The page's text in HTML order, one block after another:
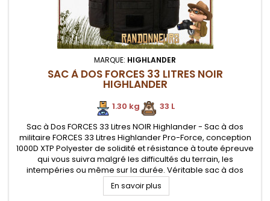
MARQUE: HIGHLANDER
SAC À DOS FORCES 33 LITRES NOIR
HIGHLANDER
1.30 kg
33 L
Sac à Dos FORCES 33 Litres NOIR Highlander - Sac à dos
militaire FORCES 33 Litres Highlander Pro-Force, conception
1000D XTP Polyester de solidité et résistance à toute épreuve
qui vous suivra malgré les difficultés du terrain, les
intempéries ou même sur la durée. Véritable sac à dos
militaire de l'extrême taillé pour l'aventure dont la toile est...
En savoir plus